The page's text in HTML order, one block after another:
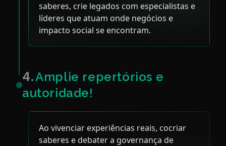
saberes, crie legados com especialistas e
líderes que atuam onde negócios e
impacto social se encontram.
4.Amplie repertórios e
autoridade!
Ao vivenciar experiências reais, cocriar
saberes e debater a governança de